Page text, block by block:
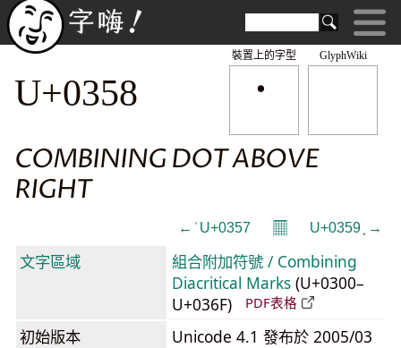
GlyphWiki
裝置上的字型
U+0358
COMBINING DOT ABOVE
RIGHT
← ͗ U+0357 𝄜 U+0359 ͙ →
文字區域
組合附加符號 / Combining
Diacritical Marks (U+0300–
U+036F)
PDF表格
初始版本
Unicode 4.1 發布於 2005/03